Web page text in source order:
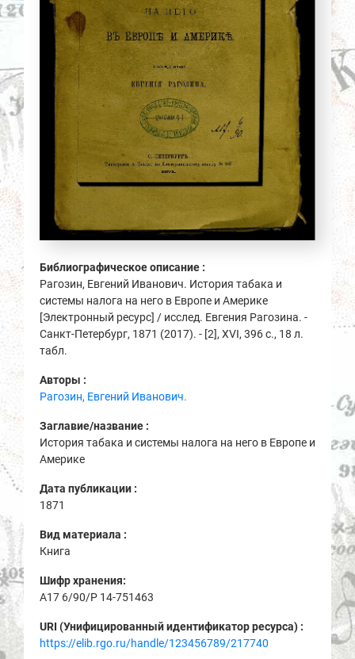
Библиографическое описание :
Рагозин, Евгений Иванович. История табака и
системы налога на него в Европе и Америке
[Электронный ресурс] / исслед. Евгения Рагозина. -
Санкт-Петербург, 1871 (2017). - [2], XVI, 396 с., 18 л.
табл.
Авторы :
Рагозин, Евгений Иванович.
Заглавие/название :
История табака и системы налога на него в Европе и
Америке
Дата публикации :
1871
Вид материала :
Книга
Шифр хранения:
A17 6/90/Р 14-751463
URI (Унифицированный идентификатор ресурса) :
https://elib.rgo.ru/handle/123456789/217740